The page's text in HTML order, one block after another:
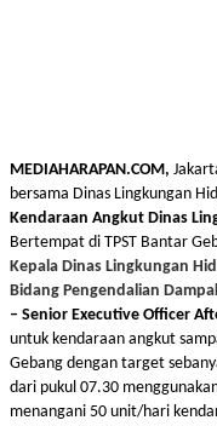
MEDIAHARAPAN.COM,
bersama Dinas Lingkungan
Kendaraan Angkut Dinas
Bertempat di TPST Bantar
Kepala Dinas Lingkungan
Bidang Pengendalian
– Senior Executive Officer
untuk kendaraan angkut
Gebang dengan target
dari pukul 07.30
menangani 50 unit/hari